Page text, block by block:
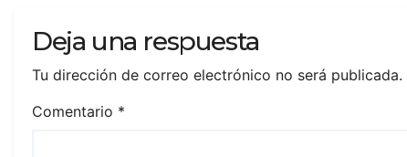
Deja una respuesta
Tu dirección de correo electrónico no será publicada.
Comentario *